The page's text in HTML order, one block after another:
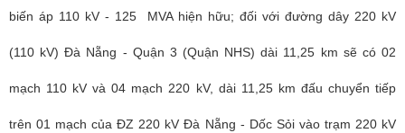
biến áp 110 kV - 125 MVA hiện hữu; đối với đường dây 220 kV
(110 kV) Đà Nẵng - Quận 3 (Quận NHS) dài 11,25 km sẽ có 02
mạch 110 kV và 04 mạch 220 kV, dài 11,25 km đấu chuyển tiếp
trên 01 mạch của ĐZ 220 kV Đà Nẵng - Dốc Sỏi vào trạm 220 kV